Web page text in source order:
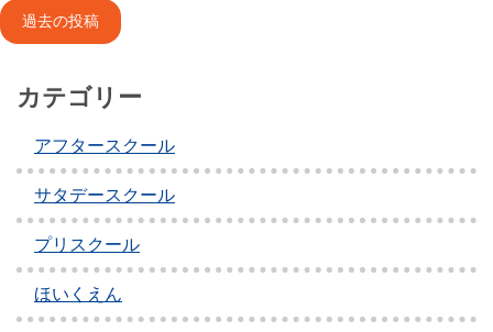
投
ナ
ゲ
ー
過去の投稿
カテゴリー
アフタースクール
サタデースクール
プリスクール
ほいくえん